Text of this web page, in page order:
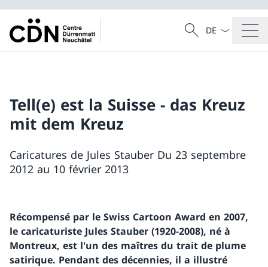
Recherche
Recherche
La langue
Tell(e) est la Suisse - das Kreuz
mit dem Kreuz
Caricatures de Jules Stauber Du 23 septembre
2012 au 10 février 2013
Récompensé par le Swiss Cartoon Award en 2007,
le caricaturiste Jules Stauber (1920-2008), né à
Montreux, est l'un des maîtres du trait de plume
satirique. Pendant des décennies, il a illustré